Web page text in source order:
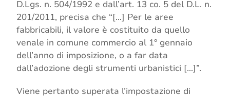
D.Lgs. n. 504/1992 e dall’art. 13 co. 5 del D.L. n.
201/2011, precisa che “[…] Per le aree
fabbricabili, il valore è costituito da quello
venale in comune commercio al 1° gennaio
dell’anno di imposizione, o a far data
dall’adozione degli strumenti urbanistici […]”.
Viene pertanto superata l’impostazione di